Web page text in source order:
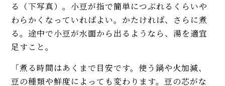
る（下写真）。小豆が指で簡単につぶれるくらいや
わらかくなっていればよい。かたければ、さらに煮
る。途中で小豆が水面から出るようなら、湯を適宜
足すこと。
「煮る時間はあくまで目安です。使う鍋や火加減、
豆の種類や鮮度によっても変わります。豆の芯がな